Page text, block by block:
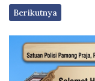
Berikutnya